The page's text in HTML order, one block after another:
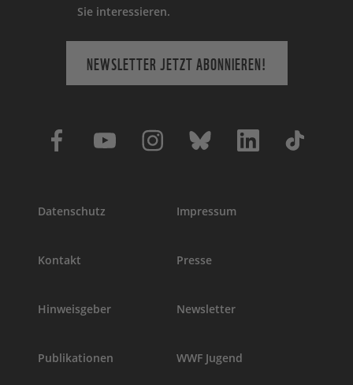
Sie interessieren.
NEWSLETTER JETZT ABONNIEREN!
Datenschutz Impressum
Kontakt Presse
Hinweisgeber Newsletter
Publikationen WWF Jugend